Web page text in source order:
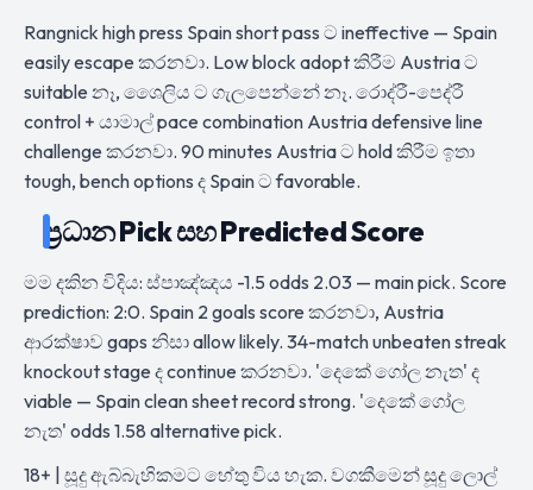
Rangnick high press Spain short pass ට ineffective — Spain
easily escape කරනවා. Low block adopt කිරීම Austria ට
suitable නෑ, ශෛලිය ට ගැලපෙන්නේ නෑ. රොද්රී-පෙද්රී
control + යාමාල් pace combination Austria defensive line
challenge කරනවා. 90 minutes Austria ට hold කිරීම ඉතා
tough, bench options ද Spain ට favorable.
ප්‍රධාන Pick සහ Predicted Score
මම දකින විදිය: ස්පාඤ්ඤය -1.5 odds 2.03 — main pick. Score
prediction: 2:0. Spain 2 goals score කරනවා, Austria
ආරක්ෂාව gaps නිසා allow likely. 34-match unbeaten streak
knockout stage ද continue කරනවා. 'දෙකේ ගෝල නැත' ද
viable — Spain clean sheet record strong. 'දෙකේ ගෝල
නැත' odds 1.58 alternative pick.
18+ | සූදු ඇබ්බැහිකමට හේතු විය හැක. වගකීමෙන් සූදු ලොල්